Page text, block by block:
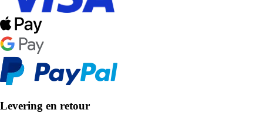
Levering en retour